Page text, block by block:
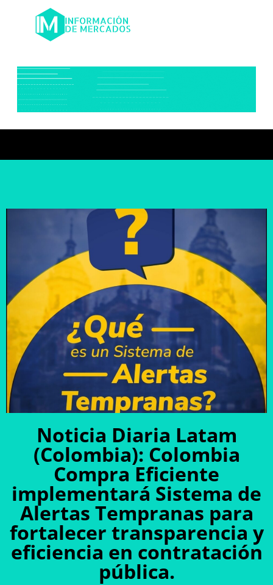
Noticia Diaria Latam
(Colombia): Colombia
Compra Eficiente
implementará Sistema de
Alertas Tempranas para
fortalecer transparencia y
eficiencia en contratación
pública.